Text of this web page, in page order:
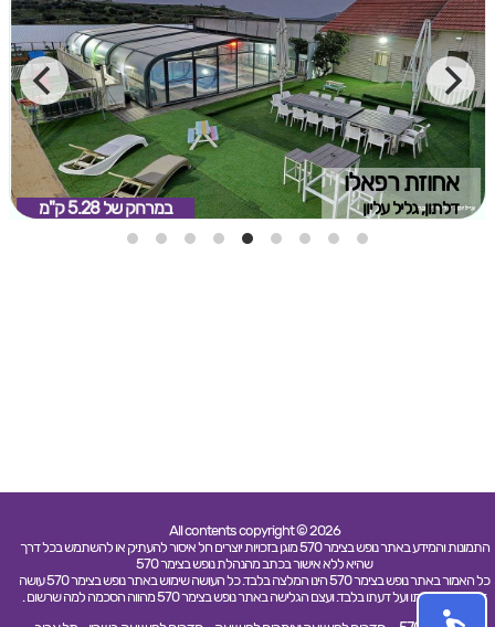
אחוזת רפאלו
דלתון, גליל עליון במרחק של 5.28 ק"מ
All contents copyright © 2026
התמונות והמידע באתר נופש בצימר 570 מוגן בזכויות יוצרים חל איסור להעתיק או להשתמש בכל דרך
שהיא ללא אישור בכתב מהנהלת נופש בצימר 570
כל האמור באתר נופש בצימר 570 הינו המלצה בלבד. כל העושה שימוש באתר נופש בצימר 570 עושה
זאת על אחריותו ועל דעתו בלבד. ועצם הגלישה באתר נופש בצימר 570 מהווה הסכמה למה שרשום .